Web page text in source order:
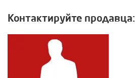
Контактируйте продавца: